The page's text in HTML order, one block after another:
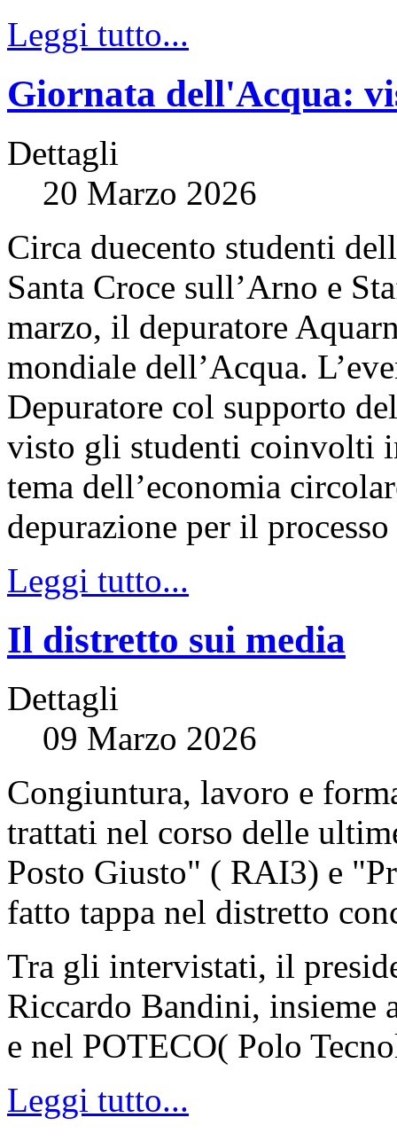
Leggi tutto...
Giornata dell'Acqua:
Dettagli
20 Marzo 2026
Circa duecento studenti
Santa Croce sull’Arno e
marzo, il depuratore
mondiale dell’Acqua.
Depuratore col supporto
visto gli studenti coinvolti
tema dell’economia
depurazione per il
Leggi tutto...
Il distretto sui media
Dettagli
09 Marzo 2026
Congiuntura, lavoro e
trattati nel corso delle
Posto Giusto" ( RAI3) e
fatto tappa nel distretto
Tra gli intervistati, il
Riccardo Bandini, insieme
e nel POTECO( Polo
Leggi tutto...